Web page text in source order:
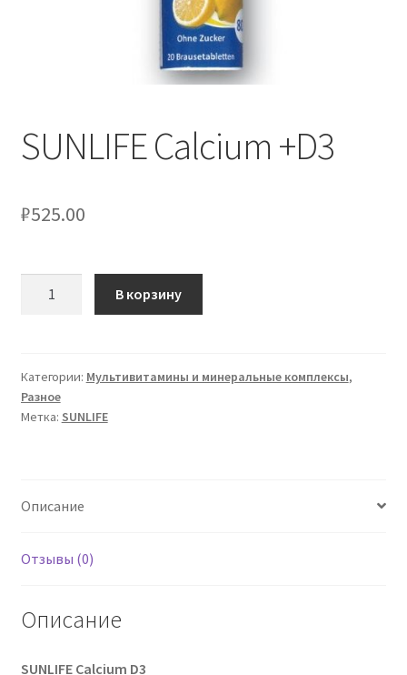
SUNLIFE Calcium +D3
₽525.00
+D3
В корзину
Категории: Мультивитамины и минеральные комплексы,
Разное
Метка: SUNLIFE
Описание
Отзывы (0)
Описание
SUNLIFE Calcium D3